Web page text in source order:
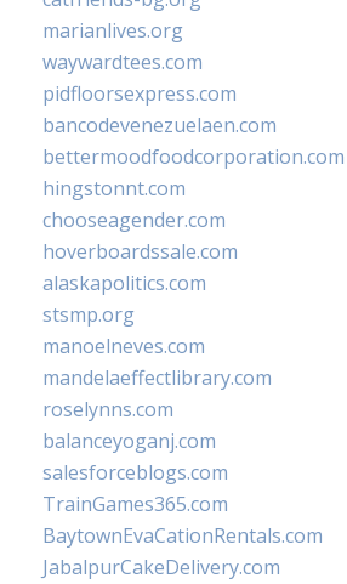
marianlives.org
waywardtees.com
pidfloorsexpress.com
bancodevenezuelaen.com
bettermoodfoodcorporation.com
hingstonnt.com
chooseagender.com
hoverboardssale.com
alaskapolitics.com
stsmp.org
manoelneves.com
mandelaeffectlibrary.com
roselynns.com
balanceyoganj.com
salesforceblogs.com
TrainGames365.com
BaytownEvaCationRentals.com
JabalpurCakeDelivery.com